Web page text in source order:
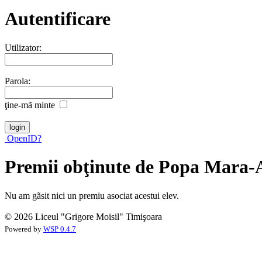
Autentificare
Utilizator:
Parola:
ţine-mã minte
OpenID?
Premii obţinute de Popa Mara-
Nu am gãsit nici un premiu asociat acestui elev.
© 2026 Liceul "Grigore Moisil" Timişoara
Powered by WSP 0.4.7